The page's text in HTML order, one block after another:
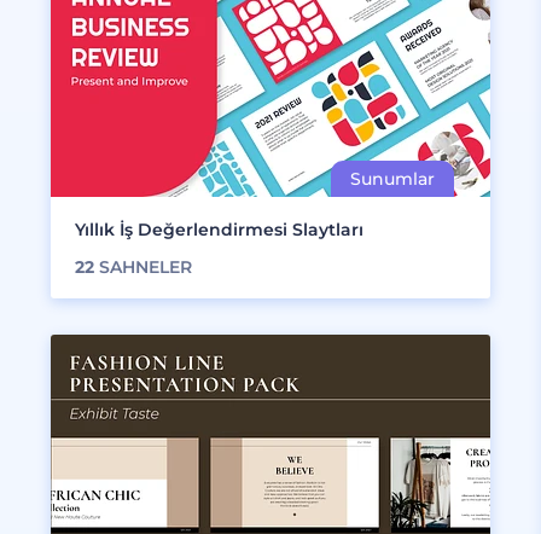
Yıllık İş Değerlendirmesi Slaytları
22 SAHNELER